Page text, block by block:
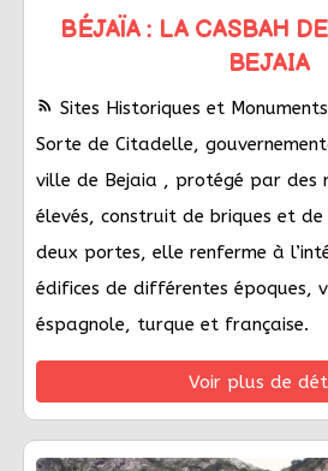
BÉJAÏA : LA CASBAH
BEJAIA
rss_feed Sites Historiques et Monuments
Sorte de Citadelle,
ville de Bejaia , protégé par des
élevés, construit de briques et de
deux portes, elle renferme à
édifices de différentes époques,
éspagnole, turque et française.
Voir plus de